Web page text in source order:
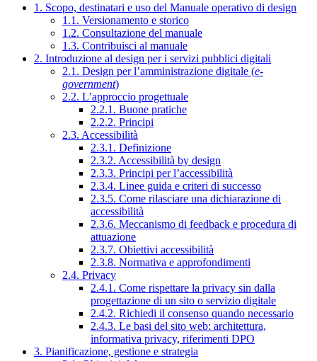
1. Scopo, destinatari e uso del Manuale operativo di design
1.1. Versionamento e storico
1.2. Consultazione del manuale
1.3. Contribuisci al manuale
2. Introduzione al design per i servizi pubblici digitali
2.1. Design per l’amministrazione digitale (e-
government)
2.2. L’approccio progettuale
2.2.1. Buone pratiche
2.2.2. Principi
2.3. Accessibilità
2.3.1. Definizione
2.3.2. Accessibilità by design
2.3.3. Principi per l’accessibilità
2.3.4. Linee guida e criteri di successo
2.3.5. Come rilasciare una dichiarazione di
accessibilità
2.3.6. Meccanismo di feedback e procedura di
attuazione
2.3.7. Obiettivi accessibilità
2.3.8. Normativa e approfondimenti
2.4. Privacy
2.4.1. Come rispettare la privacy sin dalla
progettazione di un sito o servizio digitale
2.4.2. Richiedi il consenso quando necessario
2.4.3. Le basi del sito web: architettura,
informativa privacy, riferimenti DPO
3. Pianificazione, gestione e strategia